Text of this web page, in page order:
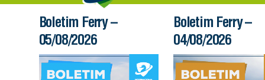
Boletim Ferry –
05/08/2026
Boletim Ferry –
04/08/2026